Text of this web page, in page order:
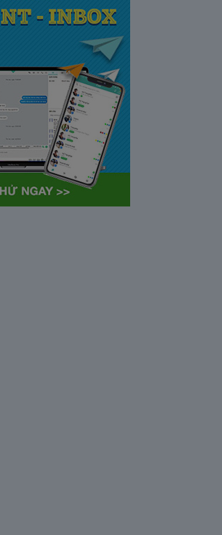
28/05/2020
63372
Khi tham gia chương trình
Partner Program của YouTube,
…
Cách bỏ ẩn trò chuyện trên
Zalo ở thiết bị máy tính và
điện thoại iphone
26/05/2020
62310
Bỏ ẩn cuộc trò chuyện là tính
năng khá…